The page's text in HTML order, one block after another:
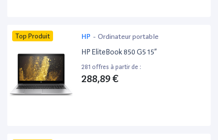
Top Produit HP - Ordinateur portable
HP EliteBook 850 G5 15”
281 offres à partir de :
288,89 €